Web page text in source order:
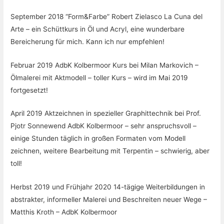
September 2018 “Form&Farbe” Robert Zielasco La Cuna del
Arte – ein Schüttkurs in Öl und Acryl, eine wunderbare
Bereicherung für mich. Kann ich nur empfehlen!
Februar 2019 AdbK Kolbermoor Kurs bei Milan Markovich –
Ölmalerei mit Aktmodell – toller Kurs – wird im Mai 2019
fortgesetzt!
April 2019 Aktzeichnen in spezieller Graphittechnik bei Prof.
Pjotr Sonnewend AdbK Kolbermoor – sehr anspruchsvoll –
einige Stunden täglich in großen Formaten vom Modell
zeichnen, weitere Bearbeitung mit Terpentin – schwierig, aber
toll!
Herbst 2019 und Frühjahr 2020 14-tägige Weiterbildungen in
abstrakter, informeller Malerei und Beschreiten neuer Wege –
Matthis Kroth – AdbK Kolbermoor